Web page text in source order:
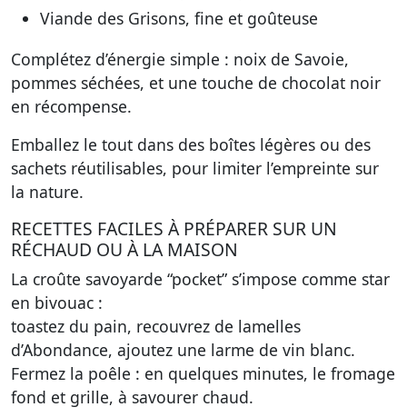
Viande des Grisons, fine et goûteuse
Complétez d’énergie simple : noix de Savoie,
pommes séchées, et une touche de chocolat noir
en récompense.
Emballez le tout dans des boîtes légères ou des
sachets réutilisables, pour limiter l’empreinte sur
la nature.
RECETTES FACILES À PRÉPARER SUR UN
RÉCHAUD OU À LA MAISON
La croûte savoyarde “pocket” s’impose comme star
en bivouac :
toastez du pain, recouvrez de lamelles
d’Abondance, ajoutez une larme de vin blanc.
Fermez la poêle : en quelques minutes, le fromage
fond et grille, à savourer chaud.